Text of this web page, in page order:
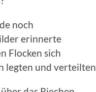
noch
erinnerte
Flocken sich
legten und verteilten